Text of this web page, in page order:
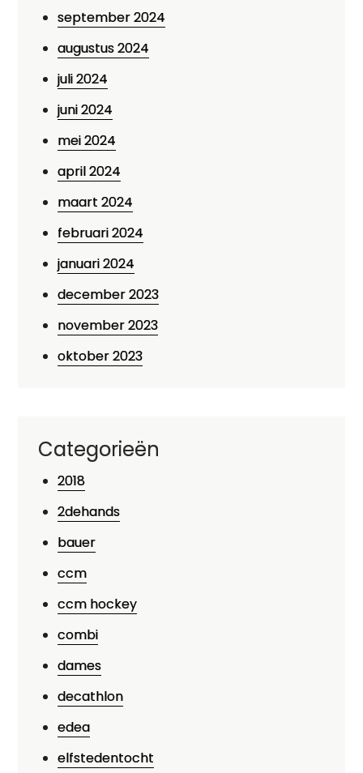
september 2024
augustus 2024
juli 2024
juni 2024
mei 2024
april 2024
maart 2024
februari 2024
januari 2024
december 2023
november 2023
oktober 2023
Categorieën
2018
2dehands
bauer
ccm
ccm hockey
combi
dames
decathlon
edea
elfstedentocht